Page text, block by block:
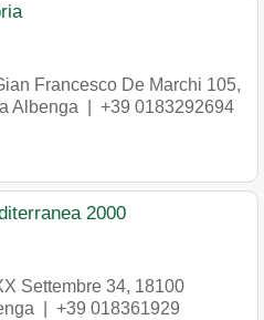
Francesco De Marchi 105,
Albenga | +39 0183292694
2000
Settembre 34, 18100
| +39 018361929